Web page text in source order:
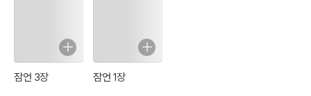
잠언 3장 잠언 1장